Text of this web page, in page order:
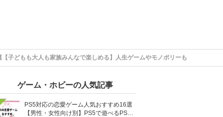
子どもも大人も家族みんなで楽しめる】人生ゲームやモノポリーも
ゲーム・ホビーの人気記事
PS5対応の恋愛ゲーム人気おすすめ16選
【男性・女性向け別】PS5で遊べるPS4